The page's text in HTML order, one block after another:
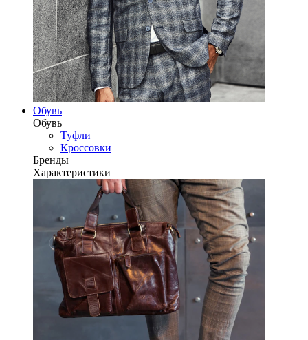
Обувь
Обувь
Туфли
Кроссовки
Бренды
Характеристики